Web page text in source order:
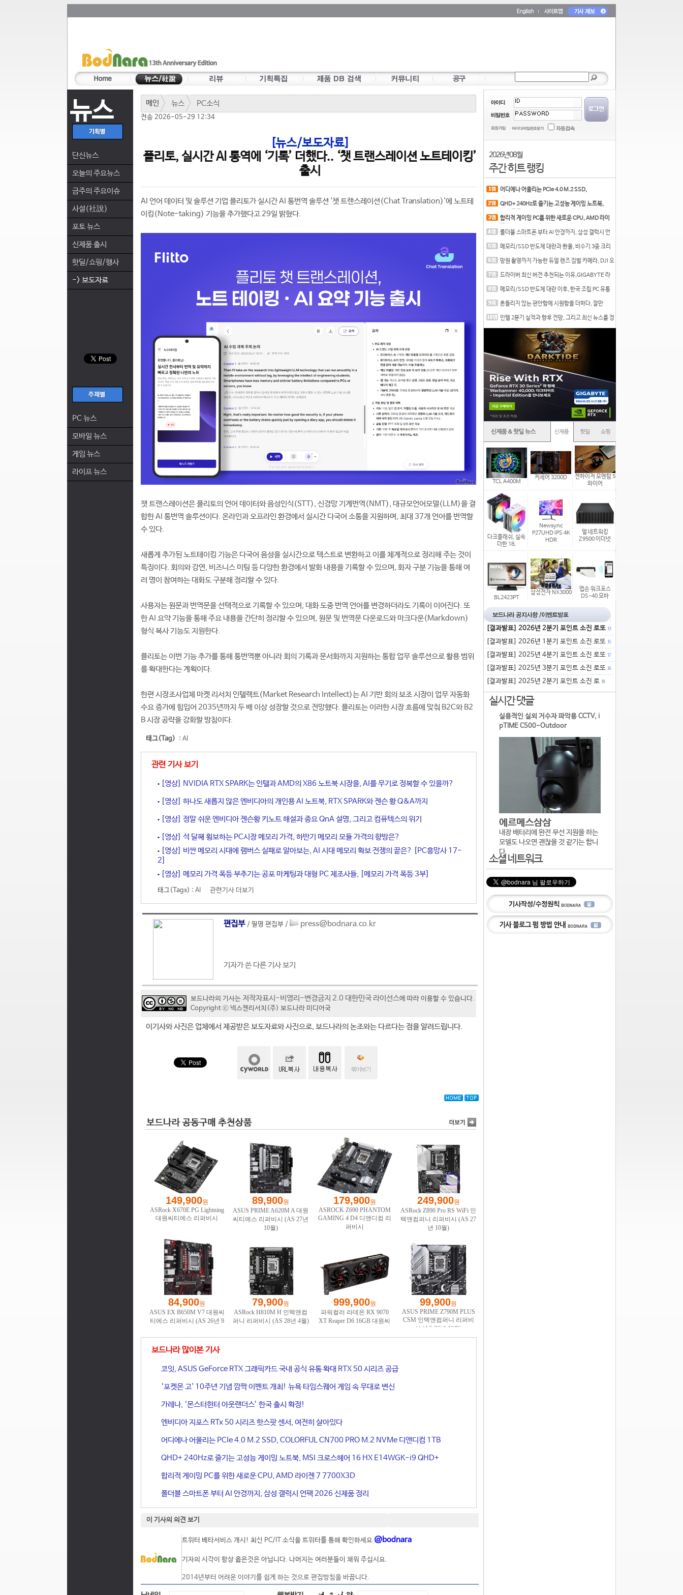
뉴스
단신뉴스
오늘의 주요뉴스
금주의 주요이슈
사설(社說)
포토 뉴스
신제품 출시
핫딜/쇼핑/행사
-> 보도자료
PC 뉴스
모바일 뉴스
게임 뉴스
라이프 뉴스
메인 뉴스 PC소식
전송 2026-05-29 12:34
[뉴스/보도자료]
플리토, 실시간 AI 통역에 ‘기록’ 더했다.. ‘챗 트랜스레이션 노트테이킹’
출시
AI 언어 데이터 및 솔루션 기업 플리토가 실시간 AI 통번역 솔루션 '챗 트랜스레이션(Chat Translation)'에 노트테
이킹(Note-taking) 기능을 추가했다고 29일 밝혔다.
챗 트랜스레이션은 플리토의 언어 데이터와 음성인식(STT), 신경망 기계번역(NMT), 대규모언어모델(LLM)을 결
합한 AI 통번역 솔루션이다. 온라인과 오프라인 환경에서 실시간 다국어 소통을 지원하며, 최대 37개 언어를 번역할
수 있다.
새롭게 추가된 노트테이킹 기능은 다국어 음성을 실시간으로 텍스트로 변환하고 이를 체계적으로 정리해 주는 것이
특징이다. 회의와 강연, 비즈니스 미팅 등 다양한 환경에서 발화 내용을 기록할 수 있으며, 화자 구분 기능을 통해 여
러 명이 참여하는 대화도 구분해 정리할 수 있다.
사용자는 원문과 번역문을 선택적으로 기록할 수 있으며, 대화 도중 번역 언어를 변경하더라도 기록이 이어진다. 또
한 AI 요약 기능을 통해 주요 내용을 간단히 정리할 수 있으며, 원문 및 번역문 다운로드와 마크다운(Markdown)
형식 복사 기능도 지원한다.
플리토는 이번 기능 추가를 통해 통번역뿐 아니라 회의 기록과 문서화까지 지원하는 통합 업무 솔루션으로 활용 범위
를 확대한다는 계획이다.
한편 시장조사업체 마켓 리서치 인텔렉트(Market Research Intellect)는 AI 기반 회의 보조 시장이 업무 자동화
수요 증가에 힘입어 2035년까지 두 배 이상 성장할 것으로 전망했다. 플리토는 이러한 시장 흐름에 맞춰 B2C와 B2
B 시장 공략을 강화할 방침이다.
태그(Tag) : AI
관련 기사 보기
[영상] NVIDIA RTX SPARK는 인텔과 AMD의 X86 노트북 시장을, AI를 무기로 정복할 수 있을까?
[영상] 하나도 새롭지 않은 엔비디아의 개인용 AI 노트북, RTX SPARK와 젠슨 황 Q&A까지
[영상] 정말 쉬운 엔비디아 젠슨황 키노트 해설과 중요 QnA 설명, 그리고 컴퓨텍스의 위기
[영상] 석 달째 횡보하는 PC시장 메모리 가격, 하반기 메모리 모듈 가격의 향방은?
[영상] 비싼 메모리 시대에 램버스 실패로 알아보는, AI 시대 메모리 확보 전쟁의 끝은? [PC흥망사 17-
2]
[영상] 메모리 가격 폭등 부추기는 공포 마케팅과 대형 PC 제조사들, [메모리 가격 폭등 3부]
태그(Tags) : AI 관련기사 더보기
편집부 / 필명 편집부 / press@bodnara.co.kr
기자가 쓴 다른 기사 보기
보드나라의 기사는 저작자표시-비영리-변경금지 2.0 대한민국 라이선스에 따라 이용할 수 있습니다.
Copyright ⓒ 넥스젠리서치(주) 보드나라 미디어국
이기사와 사진은 업체에서 제공받은 보도자료와 사진으로, 보드나라의 논조와는 다르다는 점을 알려드립니다.
보드나라 많이본 기사
코잇, ASUS GeForce RTX 그래픽카드 국내 공식 유통 확대 RTX 50 시리즈 공급
‘포켓몬 고' 10주년 기념 깜짝 이벤트 개최! 뉴욕 타임스퀘어 게임 속 무대로 변신
가레나, ‘몬스터헌터 아웃랜더스’ 한국 출시 확정!
엔비디아 지포스 RTx 50 시리즈 핫스팟 센서, 여전히 살아있다
어디에나 어울리는 PCIe 4.0 M.2 SSD, COLORFUL CN700 PRO M.2 NVMe 디앤디컴 1TB
QHD+ 240Hz로 즐기는 고성능 게이밍 노트북, MSI 크로스헤어 16 HX E14WGK-i9 QHD+
합리적 게이밍 PC를 위한 새로운 CPU, AMD 라이젠 7 7700X3D
폴더블 스마트폰 부터 AI 안경까지, 삼성 갤럭시 언팩 2026 신제품 정리
이 기사의 의견 보기
트위터 베타서비스 개시! 최신 PC/IT 소식을 트위터를 통해 확인하세요 @bodnara
기자의 시각이 항상 옳은것은 아닙니다. 나머지는 여러분들이 채워 주십시요.
2014년부터 어려운 이야기를 쉽게 하는 것으로 편집방침을 바꿉니다.
2026년 08월
주간 히트 랭킹
어디에나 어울리는 PCIe 4.0 M.2 SSD,
QHD+ 240Hz로 즐기는 고성능 게이밍 노트북,
합리적 게이밍 PC를 위한 새로운 CPU, AMD 라이
폴더블 스마트폰 부터 AI 안경까지, 삼성 갤럭시 언
메모리/SSD 반도체 대란과 환율, 비수기 3중 크리
망원 촬영까지 가능한 듀얼 렌즈 짐벌 카메라, DJI 오
드라이버 최신 버전 추천되는 이유,GIGABYTE 라
메모리/SSD 반도체 대란 이후, 한국 조립 PC 유통
흔들리지 않는 편안함에 시원함을 더하다, 잘만
인텔 2분기 실적과 향후 전망, 그리고 최신 뉴스를 정
TCL A400M
커세어 3200D
젠하이저 모멘텀 5
와이어
다크플래쉬, 실속
더한 18,
Newsync
P27UHD IPS 4K
HDR
델 네트워킹
Z9500 이더넷
BL2423PT
삼성전자 NX3000
엡손 워크포스
DS-40 모바
[결과발표] 2026년 2분기 포인트 소진 로또 13
[결과발표] 2026년 1분기 포인트 소진 로또 15
[결과발표] 2025년 4분기 포인트 소진 로또 17
[결과발표] 2025년 3분기 포인트 소진 로또 16
[결과발표] 2025년 2분기 포인트 소진 로 18
실시간 댓글
실용적인 실외 거수자 파악용 CCTV, i
pTIME C500-Outdoor
에르메스삼삼
내장 배터리에 완전 무선 지원을 하는
모델도 나오면 괜찮을 것 같기는 합니
다.
소셜 네트워크